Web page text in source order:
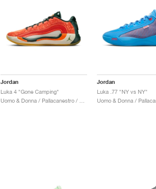
Jordan
Luka 4 "Gone Camping"
Jordan
Luka .77 "NY vs NY"